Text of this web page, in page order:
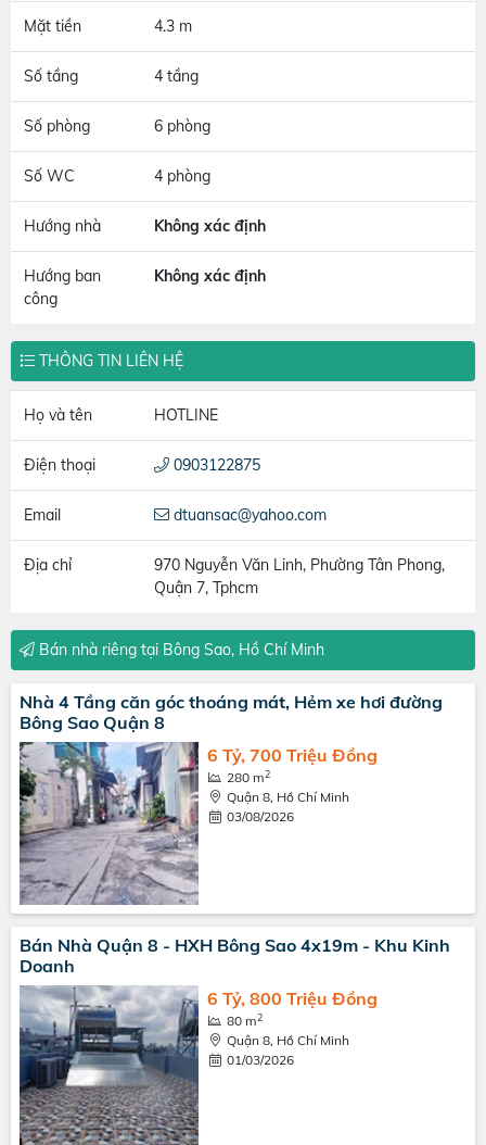
Mặt tiền 4.3 m
Số tầng 4 tầng
Số phòng 6 phòng
Số WC 4 phòng
Hướng nhà Không xác định
Hướng ban
công
Không xác định
THÔNG TIN LIÊN HỆ
Họ và tên HOTLINE
Điện thoại 0903122875
Email dtuansac@yahoo.com
Địa chỉ
970 Nguyễn Văn Linh, Phường Tân Phong,
Quận 7, Tphcm
Bán nhà riêng tại Bông Sao, Hồ Chí Minh
Nhà 4 Tầng căn góc thoáng mát, Hẻm xe hơi đường
Bông Sao Quận 8
6 Tỷ, 700 Triệu Đồng
280 m2
Quận 8, Hồ Chí Minh
03/08/2026
Bán Nhà Quận 8 - HXH Bông Sao 4x19m - Khu Kinh
Doanh
6 Tỷ, 800 Triệu Đồng
80 m2
Quận 8, Hồ Chí Minh
01/03/2026